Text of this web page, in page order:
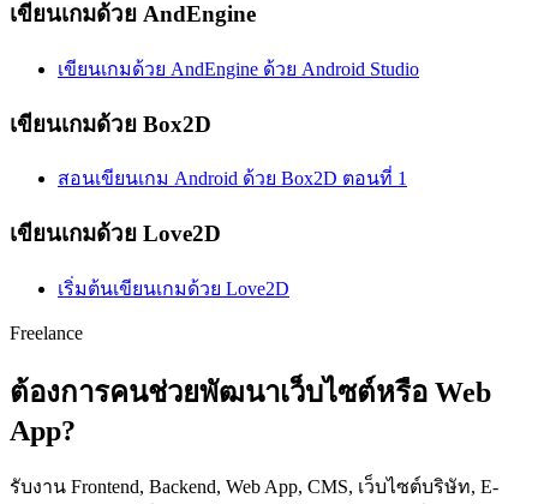
เขียนเกมด้วย AndEngine
เขียนเกมด้วย AndEngine ด้วย Android Studio
เขียนเกมด้วย Box2D
สอนเขียนเกม Android ด้วย Box2D ตอนที่ 1
เขียนเกมด้วย Love2D
เริ่มต้นเขียนเกมด้วย Love2D
Freelance
ต้องการคนช่วยพัฒนาเว็บไซต์หรือ Web
App?
รับงาน Frontend, Backend, Web App, CMS, เว็บไซต์บริษัท, E-